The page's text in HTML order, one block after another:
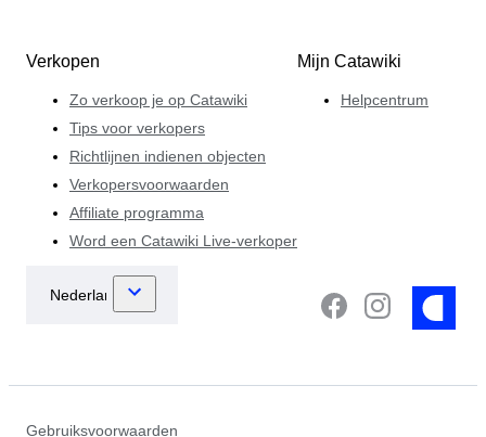
Verkopen
Zo verkoop je op Catawiki
Tips voor verkopers
Richtlijnen indienen objecten
Verkopersvoorwaarden
Affiliate programma
Word een Catawiki Live-verkoper
Mijn Catawiki
Helpcentrum
Gebruiksvoorwaarden